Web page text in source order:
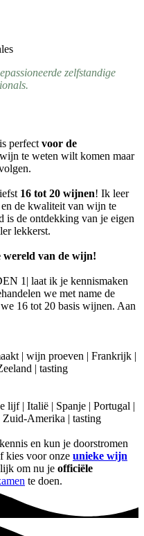
zelfstandige
perfectvoor de
te weten wilt komen maar
16 tot 20 wijnen! Ik leer
de kwaliteit van wijn te
is de ontdekking van je eigen
lekkerst.
wereld van de wijn!
1| laat ik je kennismaken
we met name de
16 tot 20 basis wijnen. Aan
| wijn proeven | Frankrijk |
| tasting
| Italië | Spanje | Portugal |
Amerika | tasting
en kun je doorstromen
kies voor onze unieke wijn
om nu je officiële
te doen.